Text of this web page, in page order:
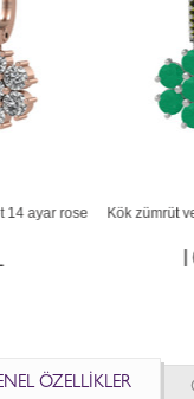
kuvars 14 ayar altın küpe
ÖZELLİKLER